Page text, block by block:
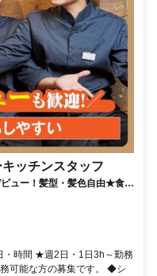
ッチンスタッフ
ュー！髪型・髪色自由★食事
・時間 ★週2日・1日3h～勤務
可能な方の募集です。 ◆シ